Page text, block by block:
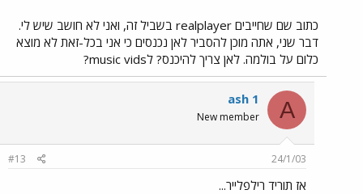
כתוב שם שחייבים realplayer בשביל זה, ואני לא חושב שיש לי.
דבר שני, אתה מוכן להסביר לאן נכנסים כי אני בכל-זאת לא מוצא
כלום על בולמה. לאן צריך להיכנס? לmusic vids?
A
ash 1
New member
24/1/03
#13
אז תוריד רילפלייר...